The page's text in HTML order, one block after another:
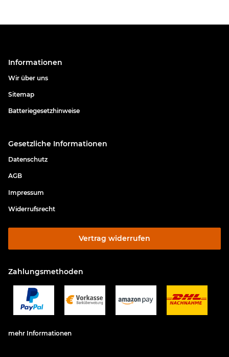
Informationen
Wir über uns
Sitemap
Batteriegesetzhinweise
Gesetzliche Informationen
Datenschutz
AGB
Impressum
Widerrufsrecht
Vertrag widerrufen
Zahlungsmethoden
mehr Informationen